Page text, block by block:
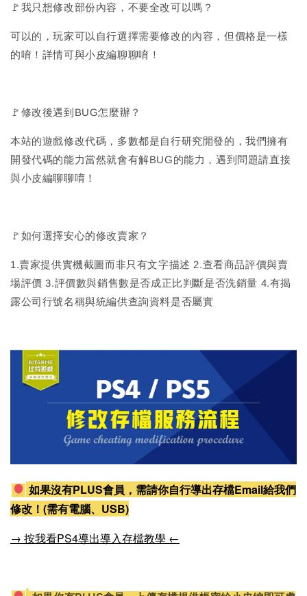
🚩我只想修改部份內容，不要全改可以嗎？
可以的，玩家可以自行選擇需要修改的內容，但價格是一樣
的唷！詳情可與小皮編聊聊唷！
🚩修改後遇到BUG怎麼辦？
本站的遊戲修改代碼，多數都是自行研究開發的，我們擁有
開發代碼的能力當然就會有解BUG的能力，遇到問題請直接
與小皮編聊聊唷！
🚩如何選擇安心的修改賣家？
1.賣家提供實機截圖而非只有文字描述 2.查看商品評價與賣
場評價 3.評價數與銷售數是否成正比判斷是否洗銷量 4.有揭
露公司行號名稱與統編供查詢資料是否屬實
如果沒有PLUS會員，需請你自行導出存檔Email給我們
修改！(需有電腦、USB)
→ 按我看PS4導出導入存檔教學 ←